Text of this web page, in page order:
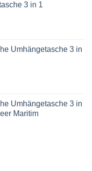
3 in 1
Umhängetasche 3 in
Umhängetasche 3 in
Maritim